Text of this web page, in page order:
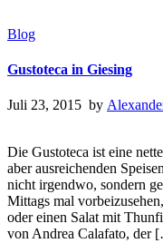
Blog
Gustoteca in Giesing
Juli 23, 2015 by
Die Gustoteca ist eine
aber ausreichenden
nicht irgendwo, sondern
Mittags mal
oder einen Salat mit
von Andrea Calafato, der